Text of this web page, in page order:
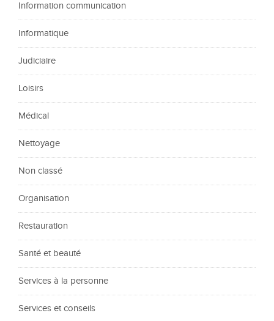
Information communication
Informatique
Judiciaire
Loisirs
Médical
Nettoyage
Non classé
Organisation
Restauration
Santé et beauté
Services à la personne
Services et conseils